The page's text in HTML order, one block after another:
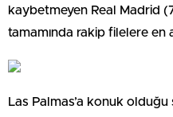
kaybetmeyen Real Madrid
tamamında rakip filelere en
Las Palmas’a konuk olduğu